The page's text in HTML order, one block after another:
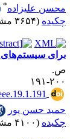
علیزاده
(۳۶۵۴ مشاهده)
سیستم‌های
۱۹۱
حسن پور
(۴۱۰۰ مشاهده)